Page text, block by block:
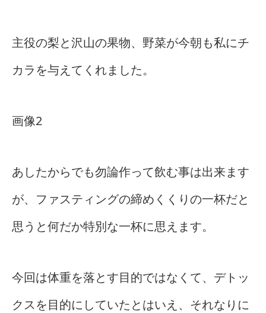
主役の梨と沢山の果物、野菜が今朝も私にチ
カラを与えてくれました。
画像2
あしたからでも勿論作って飲む事は出来ます
が、ファスティングの締めくくりの一杯だと
思うと何だか特別な一杯に思えます。
今回は体重を落とす目的ではなくて、デトッ
クスを目的にしていたとはいえ、それなりに